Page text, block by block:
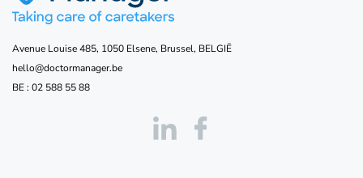
Avenue Louise 485, 1050 Elsene, Brussel, BELGIË
hello@doctormanager.be
BE : 02 588 55 88